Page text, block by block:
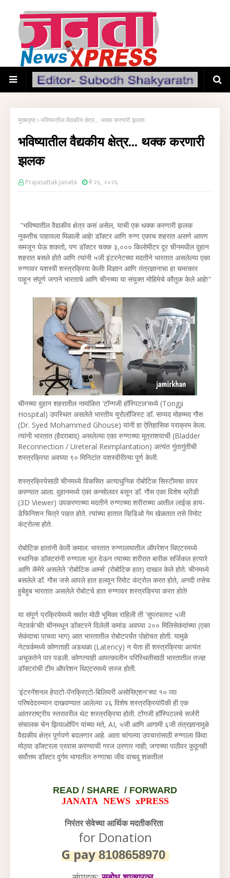
मुख्यपृष्ठ भविष्यातील वैद्यकीय क्षेत्र... थक्क करणारी झलक
भविष्यातील वैद्यकीय क्षेत्र... थक्क करणारी
झलक
Prajasattak Janata मे २६, २०२६
"भविष्यातील वैद्यकीय क्षेत्र कसं असेल, याची एक थक्क करणारी झलक
नुकतीच पाहायला मिळाली आहे! डॉक्टर आणि रुग्ण एकाच शहरात असणे आपण
समजून घेऊ शकतो, पण डॉक्टर चक्क ३,००० किलोमीटर दूर चीनमधील वुहान
शहरात बसले होते आणि त्यांनी ५जी इंटरनेटच्या मदतीने भारतात असलेल्या एका
रुग्णावर यशस्वी शस्त्रक्रिया केली! विज्ञान आणि तंत्रज्ञानाचा हा चमत्कार
पाहून संपूर्ण जगाने भारताचे आणि चीनच्या या संयुक्त मोहिमेचे कौतुक केले आहे!"
चीनच्या वुहान शहरातील नामांकित 'टॉन्गजी हॉस्पिटल'मध्ये (Tongji
Hospital) उपस्थित असलेले भारतीय युरोलॉजिस्ट डॉ. सय्यद मोहम्मद गौस
(Dr. Syed Mohammed Ghouse) यांनी हा ऐतिहासिक पराक्रम केला.
त्यांनी भारतात (हैदराबाद) असलेल्या एका रुग्णाच्या मूत्राशयाची (Bladder
Reconnection / Ureteral Reimplantation) अत्यंत गुंतागुंतीची
शस्त्रक्रिया अवघ्या ९० मिनिटांत यशस्वीरीत्या पूर्ण केली.
शस्त्रक्रियेसाठी चीनमध्ये विकसित अत्याधुनिक रोबोटिक सिस्टीमचा वापर
करण्यात आला. वुहानमध्ये एका कन्सोलवर बसून डॉ. गौस एका विशेष थ्रीडी
(3D Viewer) उपकरणाच्या मदतीने रुग्णाच्या शरीराच्या आतील लाईव्ह हाय-
डेफिनिशन चित्रे पाहत होते. त्यांच्या हातात व्हिडिओ गेम खेळतात तसे रिमोट
कंट्रोल्स होते.
रोबोटिक हातांनी केली कमाल: भारतात रुग्णालयातील ऑपरेशन थिएटरमध्ये
स्थानिक डॉक्टरांनी रुग्णाला भूल देऊन त्याच्या शरीरात बारीक सर्जिकल हत्यारे
आणि कॅमेरे असलेले 'रोबोटिक आर्म्स' (रोबोटिक हात) दाखल केले होते. चीनमध्ये
बसलेले डॉ. गौस जसे आपले हात हलवून रिमोट कंट्रोल करत होते, अगदी तसेच
हुबेहूब भारतात असलेले रोबोटचे हात रुग्णावर शस्त्रक्रिया करत होते!
या संपूर्ण प्रक्रियेमध्ये सर्वात मोठी भूमिका राहिली ती 'सुपरफास्ट ५जी
नेटवर्क'ची! चीनमधून डॉक्टरने दिलेली कमांड अवघ्या २०० मिलिसेकंदांच्या (एका
सेकंदाचा पाचवा भाग) आत भारतातील रोबोटपर्यंत पोहोचत होती. यामुळे
नेटवर्कमध्ये कोणताही अडथळा (Latency) न येता ही शस्त्रक्रिया अत्यंत
अचूकतेने पार पडली. कोणत्याही आपत्कालीन परिस्थितीसाठी भारतातील तज्ज्ञ
डॉक्टरांची टीम ऑपरेशन थिएटरमध्ये सज्ज होती.
'इंटरनॅशनल हेपाटो-पॅनक्रिएटो-बिलियरी असोसिएशन'च्या १० व्या
परिषदेदरम्यान दाखवण्यात आलेल्या २६ विशेष शस्त्रक्रियांपैकी ही एक
आंतरराष्ट्रीय स्तरावरील थेट शस्त्रक्रिया होती. टोंगजी हॉस्पिटलचे सर्जरी
संचालक चेन झियाओपिंग यांच्या मते, AI, ५जी आणि आगामी ६जी तंत्रज्ञानामुळे
वैद्यकीय क्षेत्र पूर्णपणे बदलणार आहे. आता चांगल्या उपचारांसाठी रुग्णाला किंवा
मोठ्या डॉक्टरला प्रवास करण्याची गरज उरणार नाही; जगाच्या पाठीवर कुठूनही
सर्वोत्तम डॉक्टर दुर्गम भागातील रुग्णाचा जीव वाचवू शकतील!
READ / SHARE / FORWARD
JANATA NEWS xPRESS
निरंतर सेवेच्या आर्थिक मदतीकरिता
for Donation
G pay8108658970